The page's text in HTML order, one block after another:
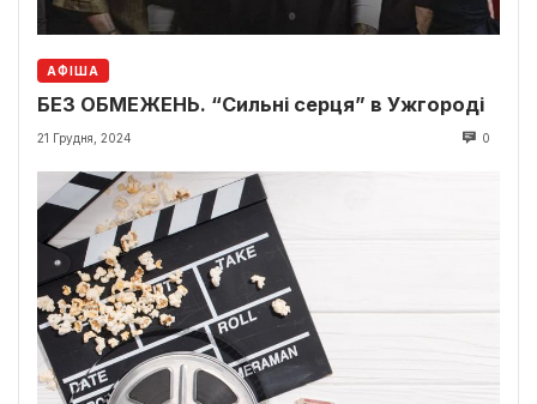
АФІША
БЕЗ ОБМЕЖЕНЬ. “Сильні серця” в Ужгороді
21 Грудня, 2024 0